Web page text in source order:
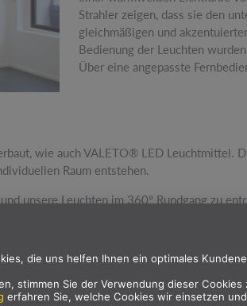
Strahler zeigen, dass sie den
gleichmäßigen und
Bedienung der Leuchten
Über eine angepasste
wie auch VALETO® LED Leuchtmittel.
Raum entstehen.
unsere Leuchten im 360° Rundgang zu